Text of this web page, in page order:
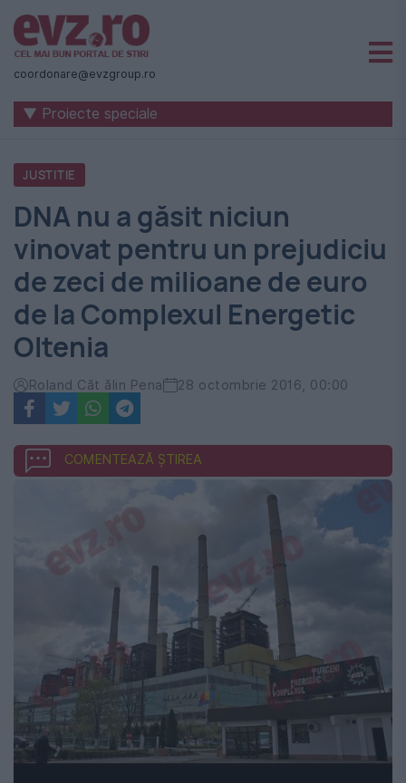
Știri
naționale
internaționale
România
-
Evenimentul
Zilei
coordonare@evzgroup.ro
▼ Proiecte speciale
JUSTITIE
DNA nu a găsit niciun
vinovat pentru un prejudiciu
de zeci de milioane de euro
de la Complexul Energetic
Oltenia
Roland Căt ălin Pena 28 octombrie 2016, 00:00
COMENTEAZĂ ȘTIREA